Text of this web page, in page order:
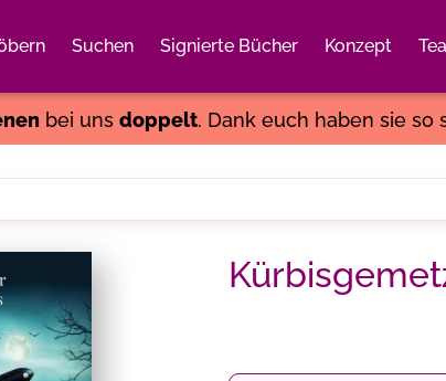
Suchen Signierte Bücher Konzept
bei uns doppelt. Dank euch haben sie so